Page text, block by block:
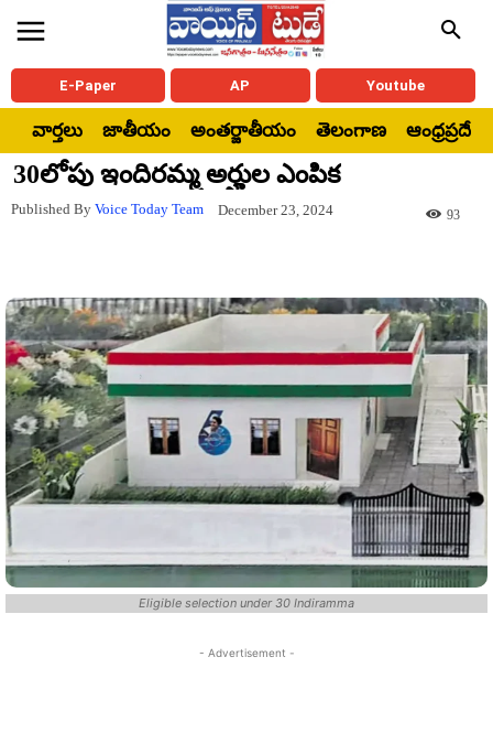
E-Paper AP Youtube
వార్తలు జాతీయం అంతర్జాతీయం తెలంగాణ ఆంధ్రప్రదేశ్
30లోపు ఇందిరమ్మ అర్హుల ఎంపిక
Published By Voice Today Team December 23, 2024 93
Eligible selection under 30 Indiramma
- Advertisement -